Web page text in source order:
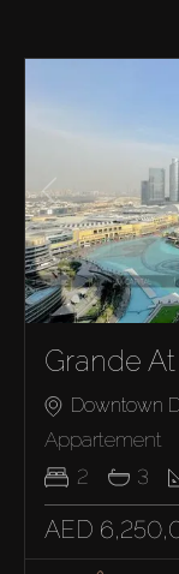
Grande
Downtown
Appartement
2
3
AED